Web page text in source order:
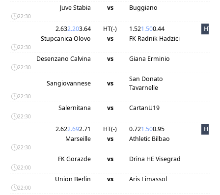
Juve Stabia vs Buggiano
22:30
2.632.203.64 HT(-) 1.521.500.44
HT
Stupcanica Olovo
vs FK Radnik Hadzici
22:30
Desenzano Calvina vs Giana Erminio
22:30
Sangiovannese vs
San Donato
Tavarnelle
22:30
Salernitana vs CartanU19
22:30
2.622.692.71 HT(-) 0.721.500.95
HT
Marseille
vs Athletic Bilbao
22:30
FK Gorazde vs Drina HE Visegrad
22:00
Union Berlin vs Aris Limassol
22:00